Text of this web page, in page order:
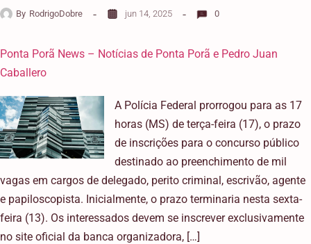
By RodrigoDobre jun 14, 2025 0
Ponta Porã News – Notícias de Ponta Porã e Pedro Juan
Caballero
A Polícia Federal prorrogou para as 17
horas (MS) de terça-feira (17), o prazo
de inscrições para o concurso público
destinado ao preenchimento de mil
vagas em cargos de delegado, perito criminal, escrivão, agente
e papiloscopista. Inicialmente, o prazo terminaria nesta sexta-
feira (13). Os interessados devem se inscrever exclusivamente
no site oficial da banca organizadora, […]